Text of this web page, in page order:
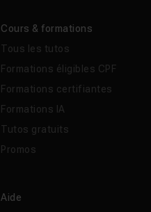
Cours & formations
Tous les tutos
Formations éligibles CPF
Formations certifiantes
Formations IA
Tutos gratuits
Promos
Aide